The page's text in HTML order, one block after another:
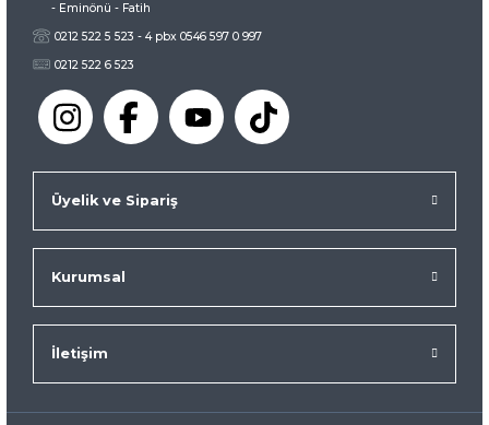
- Eminönü - Fatih
0212 522 5 523 - 4 pbx 0546 597 0 997
0212 522 6 523
Üyelik ve Sipariş
Kurumsal
İletişim